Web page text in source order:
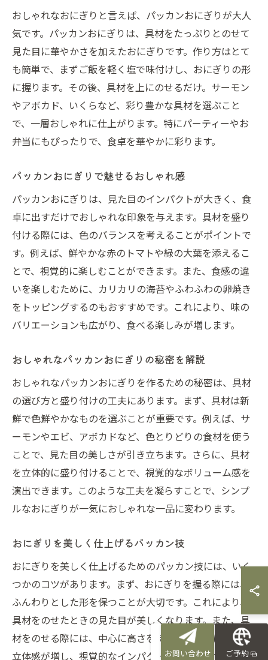
おしゃれなおにぎりと言えば、パッカンおにぎりが大人
気です。パッカンおにぎりは、具材をたっぷりとのせて
見た目に華やかさを加えたおにぎりです。作り方はとて
も簡単で、まずご飯を軽く塩で味付けし、おにぎりの形
に握ります。その後、具材を上にのせるだけ。サーモン
やアボカド、いくらなど、彩り豊かな具材を選ぶこと
で、一層おしゃれに仕上がります。特にパーティーやお
弁当にもぴったりで、食卓を華やかに彩ります。
パッカンおにぎりで魅せるおしゃれ感
パッカンおにぎりは、見た目のインパクトが大きく、食
卓に出すだけでおしゃれな印象を与えます。具材を盛り
付ける際には、色のバランスを考えることがポイントで
す。例えば、鮮やかな赤のトマトや緑の大葉を添えるこ
とで、視覚的に楽しむことができます。また、食感の違
いを楽しむために、カリカリの海苔やふわふわの卵焼き
をトッピングするのもおすすめです。これにより、味の
バリエーションも広がり、食べる楽しみが増します。
おしゃれなパッカンおにぎりの秘密を解説
おしゃれなパッカンおにぎりを作るための秘密は、具材
の選び方と盛り付けの工夫にあります。まず、具材は新
鮮で色鮮やかなものを選ぶことが重要です。例えば、サ
ーモンやエビ、アボカドなど、色とりどりの食材を使う
ことで、見た目の美しさが引き立ちます。さらに、具材
を立体的に盛り付けることで、視覚的なボリューム感を
演出できます。このような工夫を凝らすことで、シンプ
ルなおにぎりが一気におしゃれな一品に変わります。
おにぎりを美しく仕上げるパッカン技
おにぎりを美しく仕上げるためのパッカン技には、いく
つかのコツがあります。まず、おにぎりを握る際には、
ふんわりとした形を保つことが大切です。これにより、
具材をのせたときの見た目が美しくなります。また、具
材をのせる際には、中心に高さを持たせるようにすると
立体感が増し、視覚的なインパクトが強まります。さら
お問い合わせ ご予約